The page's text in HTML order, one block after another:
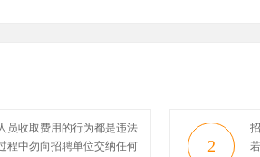
员收取费用的行为都是违法
程中勿向招聘单位交纳任何
2